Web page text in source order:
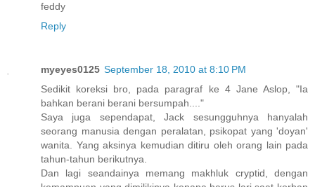
feddy
Reply
myeyes0125 September 18, 2010 at 8:10 PM
Sedikit koreksi bro, pada paragraf ke 4 Jane Aslop, "Ia
bahkan berani berani bersumpah...."
Saya juga sependapat, Jack sesungguhnya hanyalah
seorang manusia dengan peralatan, psikopat yang 'doyan'
wanita. Yang aksinya kemudian ditiru oleh orang lain pada
tahun-tahun berikutnya.
Dan lagi seandainya memang makhluk cryptid, dengan